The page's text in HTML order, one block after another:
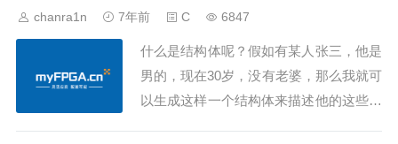
chanra1n 7年前 C 6847
什么是结构体呢？假如有某人张三，他是
男的，现在30岁，没有老婆，那么我就可
以生成这样一个结构体来描述他的这些属